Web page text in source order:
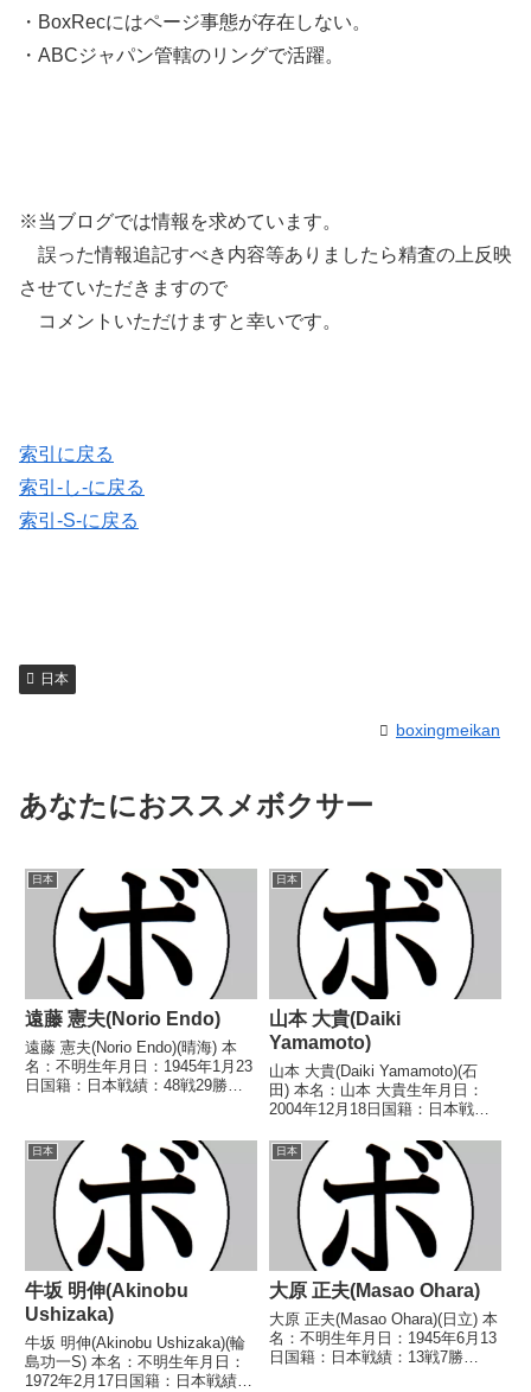
・BoxRecにはページ事態が存在しない。
・ABCジャパン管轄のリングで活躍。
※当ブログでは情報を求めています。
誤った情報追記すべき内容等ありましたら精査の上反映
させていただきますので
コメントいただけますと幸いです。
索引に戻る
索引-し-に戻る
索引-S-に戻る
日本
boxingmeikan
あなたにおススメボクサー
日本
遠藤 憲夫(Norio Endo)
遠藤 憲夫(Norio Endo)(晴海) 本
名：不明生年月日：1945年1月23
日国籍：日本戦績：48戦29勝
判定 (採点不明) 水村 久男(中
村)1963/...
日本
山本 大貴(Daiki
Yamamoto)
山本 大貴(Daiki Yamamoto)(石
田) 本名：山本 大貴生年月日：
2004年12月18日国籍：日本戦
し 【戦歴】2024/12/08
●2RTKO 韓 承橋(大阪帝
拳)2025/10/05 ●3R...
日本
牛坂 明伸(Akinobu
Ushizaka)
牛坂 明伸(Akinobu Ushizaka)(輪
島功一S) 本名：不明生年月日：
1972年2月17日国籍：日本戦績：
日本
大原 正夫(Masao Ohara)
大原 正夫(Masao Ohara)(日立) 本
名：不明生年月日：1945年6月13
日国籍：日本戦績：13戦7勝